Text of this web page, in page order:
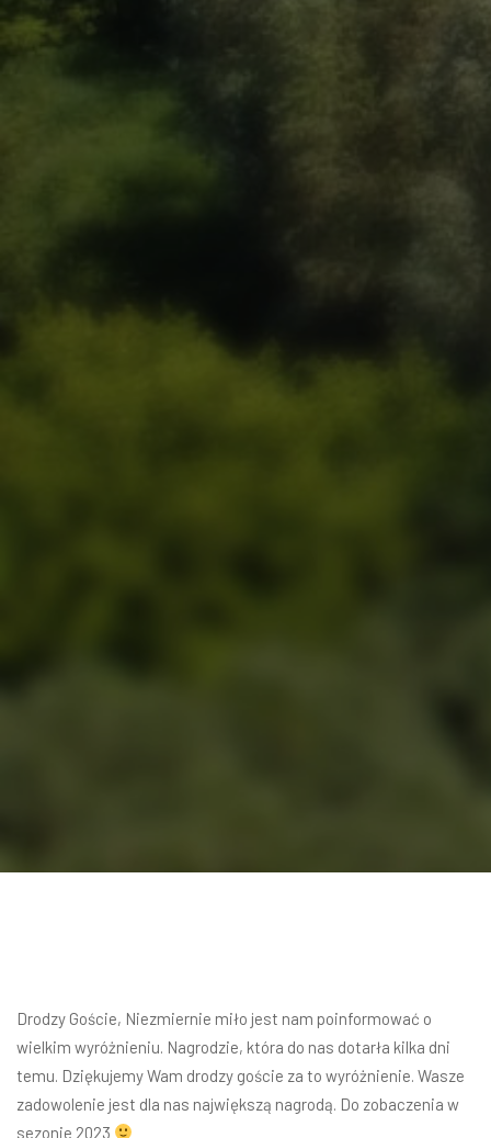
Drodzy Goście, Niezmiernie miło jest nam poinformować o
wielkim wyróżnieniu. Nagrodzie, która do nas dotarła kilka dni
temu. Dziękujemy Wam drodzy goście za to wyróżnienie. Wasze
zadowolenie jest dla nas największą nagrodą. Do zobaczenia w
sezonie 2023